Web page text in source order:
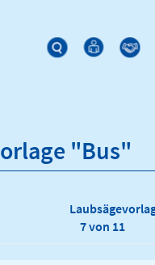
"Bus"
7 von 11